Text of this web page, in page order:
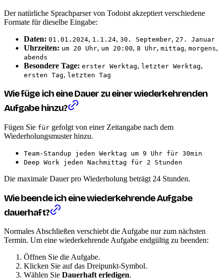
Der natürliche Sprachparser von Todoist akzeptiert verschiedene
Formate für dieselbe Eingabe:
Daten: 01.01.2024, 1.1.24, 30. September, 27. Januar
Uhrzeiten: um 20 Uhr, um 20:00, 8 Uhr, mittag, morgens,
abends
Besondere Tage: erster Werktag, letzter Werktag,
ersten Tag, letzten Tag
Wie füge ich eine Dauer zu einer wiederkehrenden
Aufgabe hinzu?
Fügen Sie für gefolgt von einer Zeitangabe nach dem
Wiederholungsmuster hinzu.
Team-Standup jeden Werktag um 9 Uhr für 30min
Deep Work jeden Nachmittag für 2 Stunden
Die maximale Dauer pro Wiederholung beträgt 24 Stunden.
Wie beende ich eine wiederkehrende Aufgabe
dauerhaft?
Normales Abschließen verschiebt die Aufgabe nur zum nächsten
Termin. Um eine wiederkehrende Aufgabe endgültig zu beenden:
Öffnen Sie die Aufgabe.
Klicken Sie auf das Dreipunkt-Symbol.
Wählen Sie Dauerhaft erledigen.